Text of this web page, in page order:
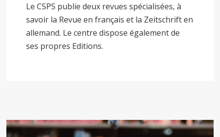
Le CSPS publie deux revues spécialisées, à
savoir la Revue en français et la Zeitschrift en
allemand. Le centre dispose également de
ses propres Editions.